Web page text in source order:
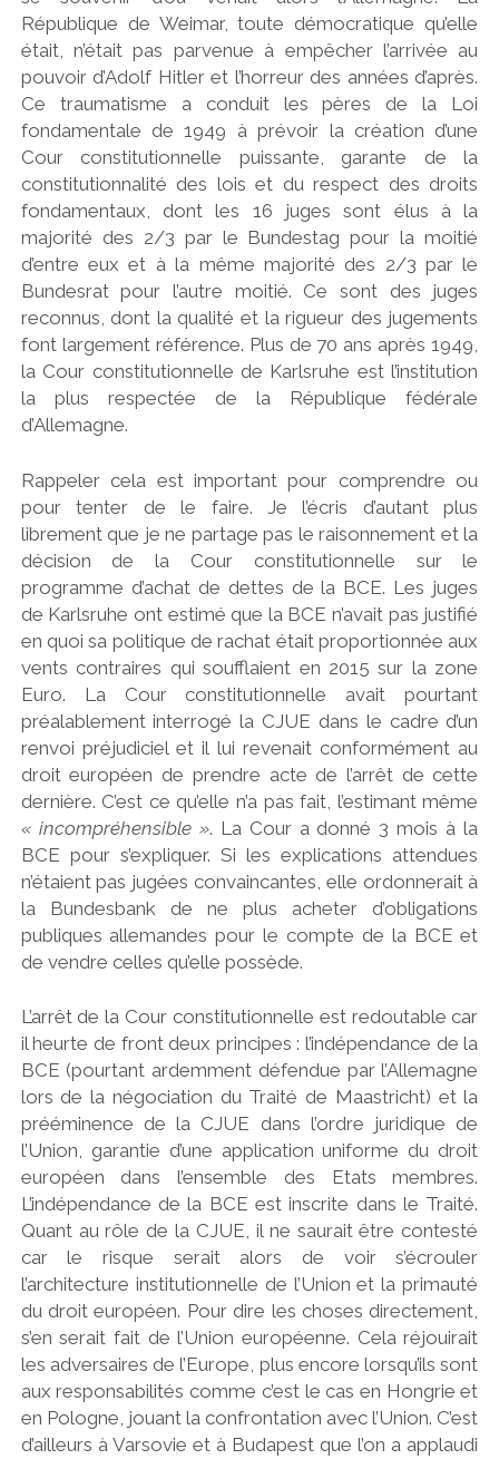
République de Weimar, toute démocratique qu’elle
était, n’était pas parvenue à empêcher l’arrivée au
pouvoir d’Adolf Hitler et l’horreur des années d’après.
Ce traumatisme a conduit les pères de la Loi
fondamentale de 1949 à prévoir la création d’une
Cour constitutionnelle puissante, garante de la
constitutionnalité des lois et du respect des droits
fondamentaux, dont les 16 juges sont élus à la
majorité des 2/3 par le Bundestag pour la moitié
d’entre eux et à la même majorité des 2/3 par le
Bundesrat pour l’autre moitié. Ce sont des juges
reconnus, dont la qualité et la rigueur des jugements
font largement référence. Plus de 70 ans après 1949,
la Cour constitutionnelle de Karlsruhe est l’institution
la plus respectée de la République fédérale
d’Allemagne.
Rappeler cela est important pour comprendre ou
pour tenter de le faire. Je l’écris d’autant plus
librement que je ne partage pas le raisonnement et la
décision de la Cour constitutionnelle sur le
programme d’achat de dettes de la BCE. Les juges
de Karlsruhe ont estimé que la BCE n’avait pas justifié
en quoi sa politique de rachat était proportionnée aux
vents contraires qui soufflaient en 2015 sur la zone
Euro. La Cour constitutionnelle avait pourtant
préalablement interrogé la CJUE dans le cadre d’un
renvoi préjudiciel et il lui revenait conformément au
droit européen de prendre acte de l’arrêt de cette
dernière. C’est ce qu’elle n’a pas fait, l’estimant même
« incompréhensible ». La Cour a donné 3 mois à la
BCE pour s’expliquer. Si les explications attendues
n’étaient pas jugées convaincantes, elle ordonnerait à
la Bundesbank de ne plus acheter d’obligations
publiques allemandes pour le compte de la BCE et
de vendre celles qu’elle possède.
L’arrêt de la Cour constitutionnelle est redoutable car
il heurte de front deux principes : l’indépendance de la
BCE (pourtant ardemment défendue par l’Allemagne
lors de la négociation du Traité de Maastricht) et la
prééminence de la CJUE dans l’ordre juridique de
l’Union, garantie d’une application uniforme du droit
européen dans l’ensemble des Etats membres.
L’indépendance de la BCE est inscrite dans le Traité.
Quant au rôle de la CJUE, il ne saurait être contesté
car le risque serait alors de voir s’écrouler
l’architecture institutionnelle de l’Union et la primauté
du droit européen. Pour dire les choses directement,
s’en serait fait de l’Union européenne. Cela réjouirait
les adversaires de l’Europe, plus encore lorsqu’ils sont
aux responsabilités comme c’est le cas en Hongrie et
en Pologne, jouant la confrontation avec l’Union. C’est
d’ailleurs à Varsovie et à Budapest que l’on a applaudi